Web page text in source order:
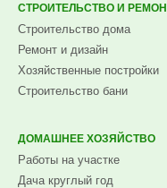
СТРОИТЕЛЬСТВО И
Строительство дома
Ремонт и дизайн
Хозяйственные постройки
Строительство бани
ДОМАШНЕЕ ХОЗЯЙСТВО
Работы на участке
Дача круглый год